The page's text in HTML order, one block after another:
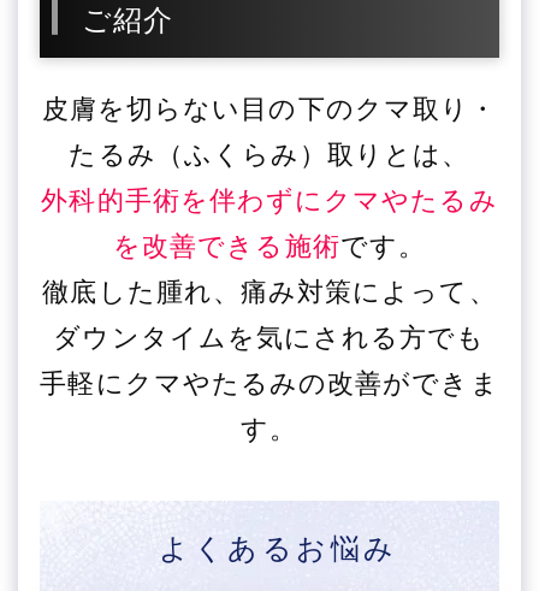
ご紹介
皮膚を切らない目の下のクマ取り・
たるみ（ふくらみ）取りとは、
外科的手術を伴わずにクマやたるみ
を改善できる施術です。
徹底した腫れ、痛み対策によって、
ダウンタイムを気にされる方でも
手軽にクマやたるみの改善ができま
す。
よくあるお悩み